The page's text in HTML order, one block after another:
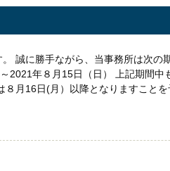
誠に勝手ながら、当事務所は次の
2021年８月15日（日） 上記期間中
月16日(月）以降となりますこと